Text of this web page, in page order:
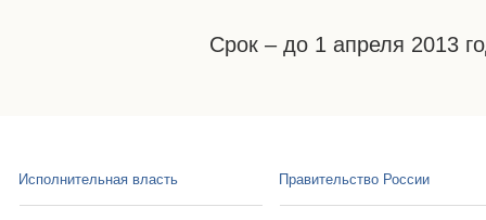
Срок – до 1 апреля 2013
Исполнительная власть Правительство России